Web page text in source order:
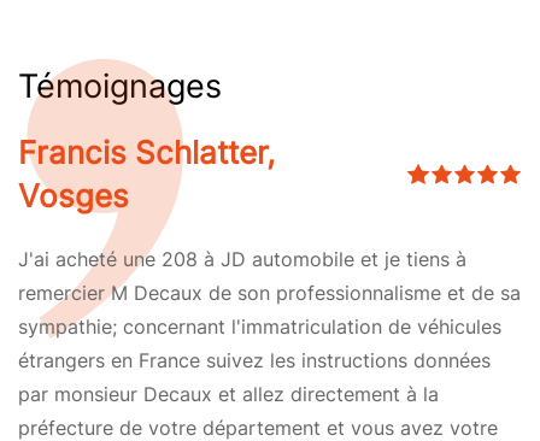
Témoignages
Francis Schlatter,
Vosges
J'ai acheté une 208 à JD automobile et je tiens à
remercier M Decaux de son professionnalisme et de sa
sympathie; concernant l'immatriculation de véhicules
étrangers en France suivez les instructions données
par monsieur Decaux et allez directement à la
préfecture de votre département et vous avez votre